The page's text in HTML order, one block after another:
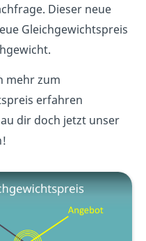
Dieser neue
Gleichgewichtspreis
mehr zum
erfahren
dir doch jetzt unser